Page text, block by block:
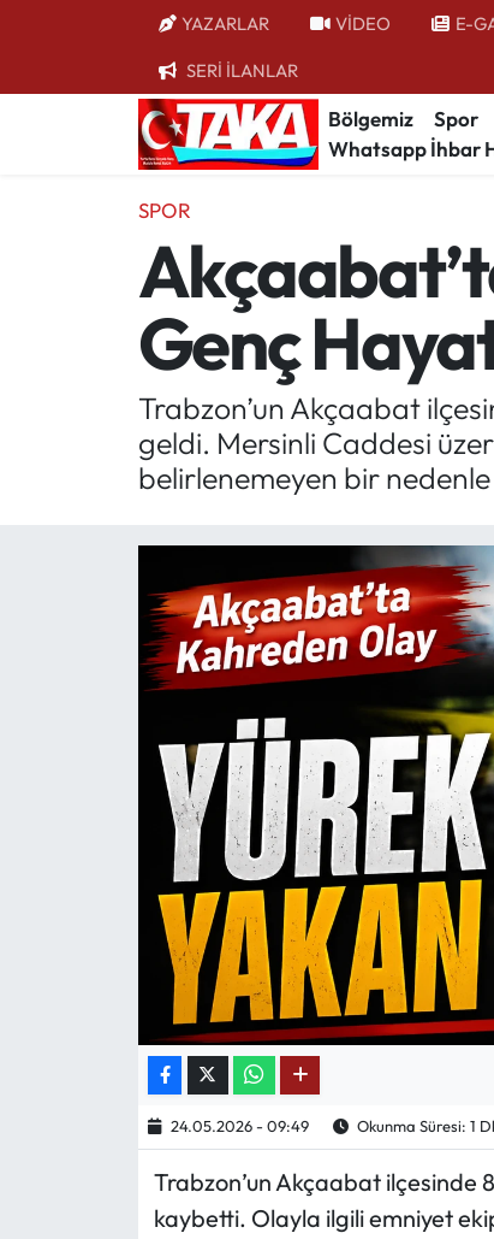
YAZARLAR VİDEO E-
SERİ İLANLAR
Bölgemiz Spor
Whatsapp İhbar
SPOR
Genç
Trabzon’un Akçaabat
geldi. Mersinli Caddesi
belirlenemeyen bir nedenle
24.05.2026 - 09:49 Okunma Süresi: 1
Trabzon’un Akçaabat ilçesinde
kaybetti. Olayla ilgili emniyet
Bölgemiz
Kültür/Sanat
Politik Kulis
Mektup Galeri
Röportaj
Köşe Yazıları
Karikatür Galeri
ASTROLOJİ
Spor Yazıları
Mektup Galeri
Ekonomi
Trabzon Nöbetçi Eczaneler
Trabzon Hava Durumu
Trabzon Trafik Yoğunluk Haritası
Süper Lig Puan Durumu ve Fikstür
Tüm Manşetler
Son Dakika Haberleri
Haber Arşivi